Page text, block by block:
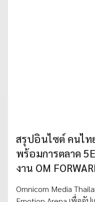
สรุปอินไซต์ คนไท
พร้อมการตลาด
งาน OM
Omnicom Media